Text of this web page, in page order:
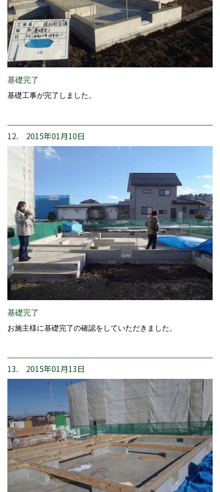
基礎完了
基礎工事が完了しました。
12. 2015年01月10日
基礎完了
お施主様に基礎完了の確認をしていただきました。
13. 2015年01月13日